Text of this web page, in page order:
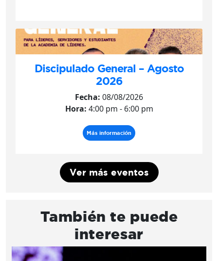
Discipulado General – Agosto
2026
Fecha: 08/08/2026
Hora: 4:00 pm - 6:00 pm
Más información
Ver más eventos
También te puede
interesar